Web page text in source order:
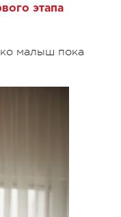
этапа
малыш пока